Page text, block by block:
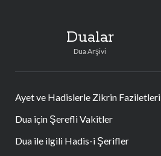
Dualar
Dua Arşivi
Ayet ve Hadislerle Zikrin Faziletleri
Dua için Şerefli Vakitler
Dua ile ilgili Hadis-i Şerifler